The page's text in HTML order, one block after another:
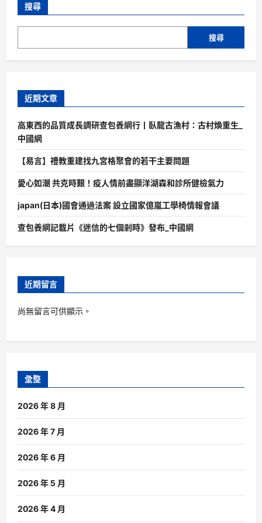
搜尋
搜尋
近期文章
高東西的品質成長調研查包養網行丨臥龍古漁村：古村煥重生_
中國網
【易言】禮教重建找九宮格聚會的若干主要問題
愛心如潮 共克時艱！疫人情前盡顯洋湖森和診所健檢氣力
japan(日本)國會通過法案 設立國家億嵐工學椅情報會議
查包養網記載片《迷信的七個剎時》發布_中國網
近期留言
尚無留言可供顯示。
彙整
2026 年 8 月
2026 年 7 月
2026 年 6 月
2026 年 5 月
2026 年 4 月